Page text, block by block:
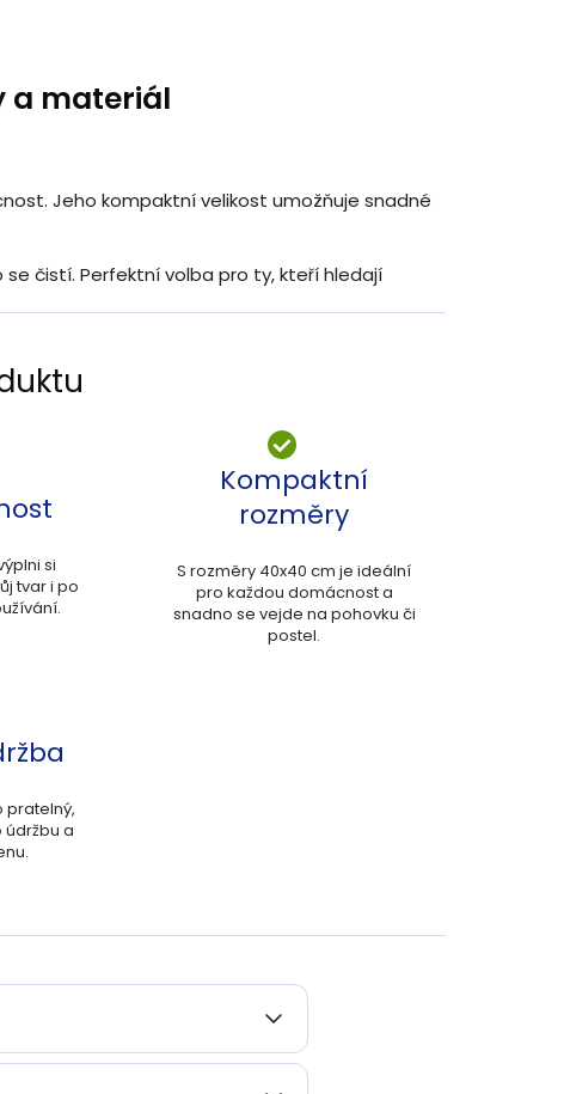
a materiál
Jeho kompaktní velikost umožňuje snadné
čistí. Perfektní volba pro ty, kteří hledají
si
tvar i po
Kompaktní
rozměry
S rozměry 40x40 cm je ideální
pro každou domácnost a
snadno se vejde na pohovku či
postel.
pratelný,
údržbu a